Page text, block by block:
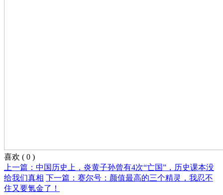
喜欢 ( 0 )
上一篇：中国历史上，炎黄子孙曾有4次“亡国”，历史课本没
给我们真相 下一篇：赛尔号：颜值最高的三个精灵，我忍不
住又要氪金了！